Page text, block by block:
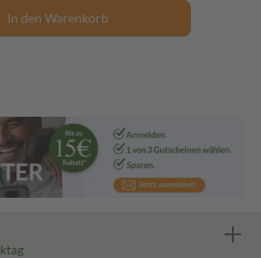
In den Warenkorb